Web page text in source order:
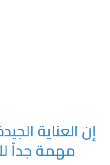
إن العناية
مهمة جداً